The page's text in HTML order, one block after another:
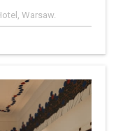
Warsaw.